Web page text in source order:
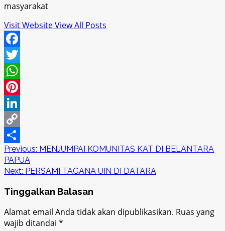
masyarakat
Visit WebsiteView All Posts
Facebook
Twitter
WhatsApp
Pinterest
LinkedIn
Copy
Link
Share
Post
navigation
Previous: MENJUMPAI KOMUNITAS KAT DI BELANTARA
PAPUA
Next: PERSAMI TAGANA UIN DI DATARA
Tinggalkan Balasan
Alamat email Anda tidak akan dipublikasikan. Ruas yang
wajib ditandai *